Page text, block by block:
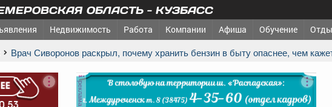
ОБЛАСТЬ - КУЗБАСС
Недвижимость Работа Компании Афиша Обучение
Врач Сиворонов раскрыл, почему хранить бензин в быту опаснее, чем
реклама